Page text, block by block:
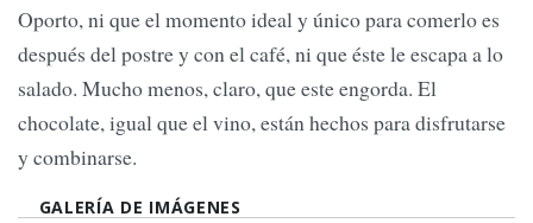
Oporto, ni que el momento ideal y único para comerlo es
después del postre y con el café, ni que éste le escapa a lo
salado. Mucho menos, claro, que este engorda. El
chocolate, igual que el vino, están hechos para disfrutarse
y combinarse.
GALERÍA DE IMÁGENES